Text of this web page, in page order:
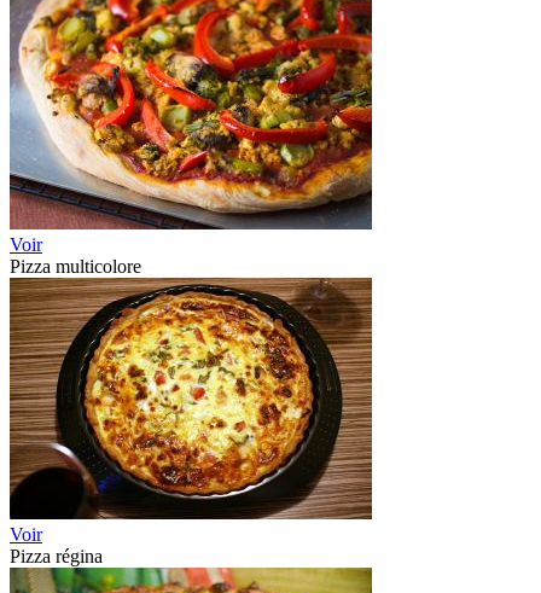
Voir
Pizza multicolore
Voir
Pizza régina